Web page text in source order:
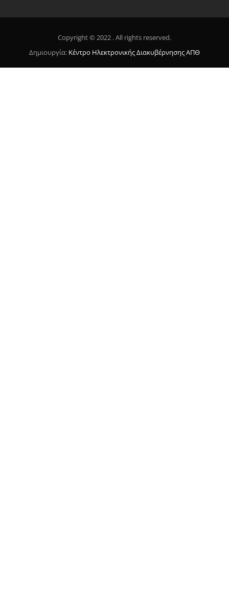
Copyright © 2022 . All rights reserved.
Δημιουργία: Κέντρο Ηλεκτρονικής Διακυβέρνησης ΑΠΘ